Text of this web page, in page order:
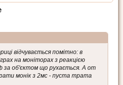
відчувається помітно: в
на моніторах з реакцією
за об'єктом що рухається. А от
монік з 2мс - пуста трата